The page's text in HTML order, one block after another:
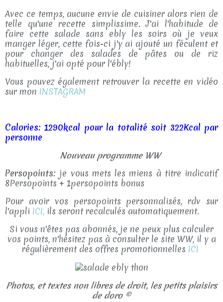
Avec ce temps, aucune envie de cuisiner alors rien de
telle qu'une recette simplissime. J'ai l'habitude de
faire cette salade sans ebly les soirs où je veux
manger léger, cette fois-ci j'y ai ajouté un féculent et
pour changer des salades de pâtes ou de riz
habituelles, j'ai opté pour l'ébly!
Vous pouvez également retrouver la recette en vidéo
sur mon INSTAGRAM
Calories: 1290kcal pour la totalité soit 322Kcal par
personne
Nouveau programme WW
Persopoints: je vous mets les miens à titre indicatif
8Persopoints + 1persopoints bonus
Pour avoir vos persopoints personnalisés, rdv sur
l'appli ICI, ils seront recalculés automatiquement.
Si vous n'êtes pas abonnés, je ne peux plus calculer
vos points, n'hésitez pas à consulter le site WW, il y a
régulièrement des offres promotionnelles ICI
Photos, et textes non libres de droit, les petits plaisirs
de doro ©